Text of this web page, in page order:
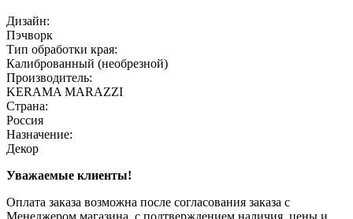
Дизайн:
Пэчворк
Тип обработки края:
Калиброванный (необрезной)
Производитель:
KERAMA MARAZZI
Страна:
Россия
Назначение:
Декор
Уважаемые клиенты!
Оплата заказа возможна после согласования заказа с
Менеджером магазина, с подтверждением наличия, цены и